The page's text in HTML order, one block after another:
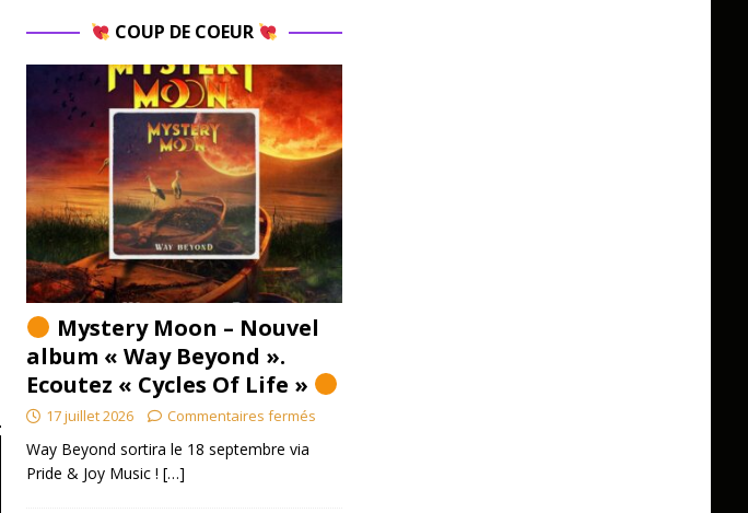
COUP DE COEUR
Mystery Moon – Nouvel
album « Way Beyond ».
Ecoutez « Cycles Of Life »
17 juillet 2026 Commentaires fermés
Way Beyond sortira le 18 septembre via
Pride & Joy Music ! […]